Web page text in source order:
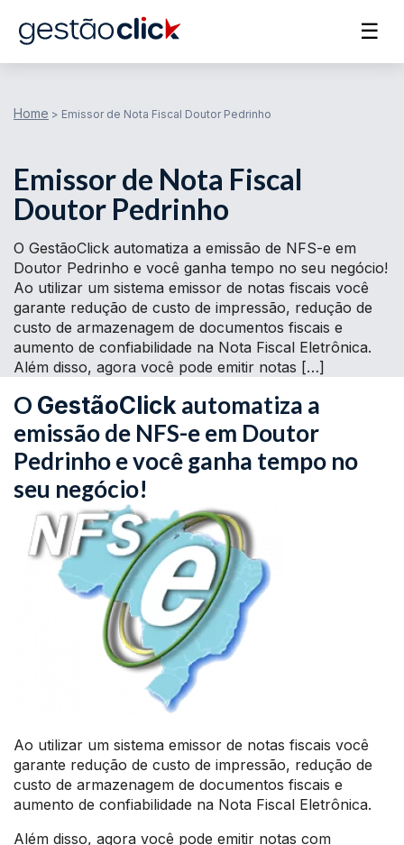
☰
Home > Emissor de Nota Fiscal Doutor Pedrinho
Emissor de Nota Fiscal
Doutor Pedrinho
O GestãoClick automatiza a emissão de NFS-e em
Doutor Pedrinho e você ganha tempo no seu negócio!
Ao utilizar um sistema emissor de notas fiscais você
garante redução de custo de impressão, redução de
custo de armazenagem de documentos fiscais e
aumento de confiabilidade na Nota Fiscal Eletrônica.
Além disso, agora você pode emitir notas […]
O GestãoClick automatiza a
emissão de NFS-e em Doutor
Pedrinho e você ganha tempo no
seu negócio!
Ao utilizar um sistema emissor de notas fiscais você
garante redução de custo de impressão, redução de
custo de armazenagem de documentos fiscais e
aumento de confiabilidade na Nota Fiscal Eletrônica.
Além disso, agora você pode emitir notas com